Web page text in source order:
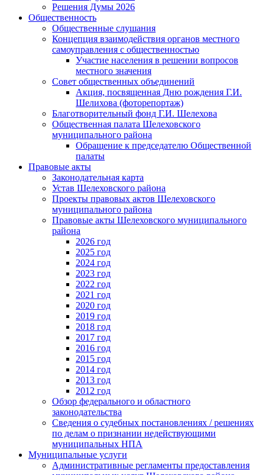
Решения Думы 2026
Общественность
Общественные слушания
Концепция взаимодействия органов местного
самоуправления с общественностью
Участие населения в решении вопросов
местного значения
Совет общественных объединений
Акция, посвященная Дню рождения Г.И.
Шелихова (фоторепортаж)
Благотворительный фонд Г.И. Шелехова
Общественная палата Шелеховского
муниципального района
Обращение к председателю Общественной
палаты
Правовые акты
Законодательная карта
Устав Шелеховского района
Проекты правовых актов Шелеховского
муниципального района
Правовые акты Шелеховского муниципального
района
2026 год
2025 год
2024 год
2023 год
2022 год
2021 год
2020 год
2019 год
2018 год
2017 год
2016 год
2015 год
2014 год
2013 год
2012 год
Обзор федерального и областного
законодательства
Сведения о судебных постановлениях / решениях
по делам о признании недействующими
муниципальных НПА
Муниципальные услуги
Административные регламенты предоставления